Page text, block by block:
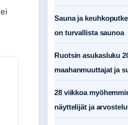
Sauna ja
on turvallista saunoa
Ruotsin asukasluku
maahanmuuttajat ja
28 viikkoa
näyttelijät ja